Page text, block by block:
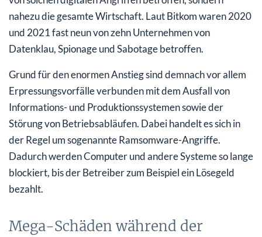
nahezu die gesamte Wirtschaft. Laut Bitkom waren 2020
und 2021 fast neun von zehn Unternehmen von
Datenklau, Spionage und Sabotage betroffen.
Grund für den enormen Anstieg sind demnach vor allem
Erpressungsvorfälle verbunden mit dem Ausfall von
Informations- und Produktionssystemen sowie der
Störung von Betriebsabläufen. Dabei handelt es sich in
der Regel um sogenannte Ramsomware-Angriffe.
Dadurch werden Computer und andere Systeme so lange
blockiert, bis der Betreiber zum Beispiel ein Lösegeld
bezahlt.
Mega-Schäden während der